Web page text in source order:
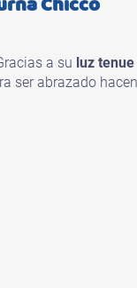
a su luz
ser abrazado